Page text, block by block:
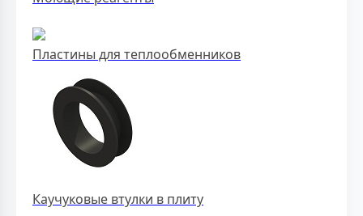
Пластины для теплообменников
Каучуковые втулки в плиту